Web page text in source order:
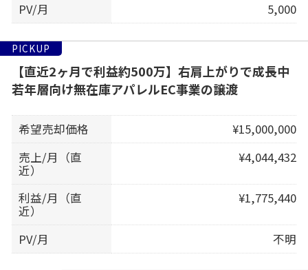
PV/月
5,000
PICKUP
【直近2ヶ月で利益約500万】右肩上がりで成長中
若年層向け無在庫アパレルEC事業の譲渡
希望売却価格
¥15,000,000
売上/月（直
近）
¥4,044,432
利益/月（直
近）
¥1,775,440
PV/月 不明